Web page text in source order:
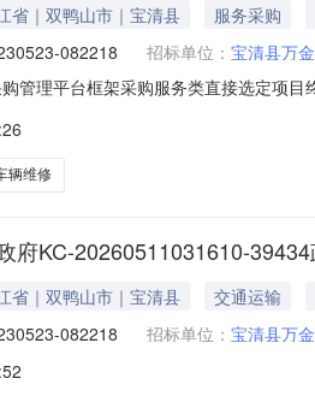
省｜双鸭山市｜宝清县
服务采购
082218 招标单位： 宝清县万
管理平台框架采购服务类直接选定项
辆维修
府KC-20260511031610-
省｜双鸭山市｜宝清县
交通运输
082218 招标单位： 宝清县万